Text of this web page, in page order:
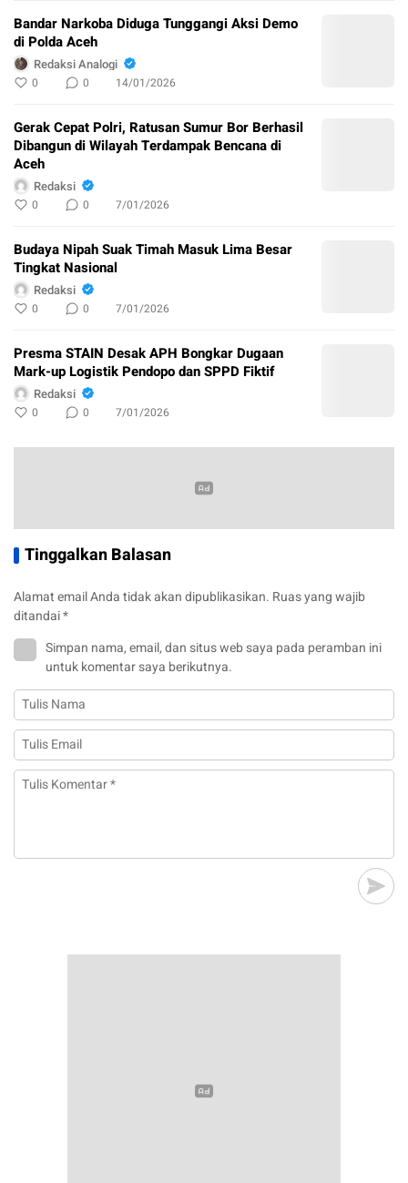
Bandar Narkoba Diduga Tunggangi Aksi Demo
di Polda Aceh
Redaksi Analogi
0 0 14/01/2026
Gerak Cepat Polri, Ratusan Sumur Bor Berhasil
Dibangun di Wilayah Terdampak Bencana di
Aceh
Redaksi
0 0 7/01/2026
Budaya Nipah Suak Timah Masuk Lima Besar
Tingkat Nasional
Redaksi
0 0 7/01/2026
Presma STAIN Desak APH Bongkar Dugaan
Mark-up Logistik Pendopo dan SPPD Fiktif
Redaksi
0 0 7/01/2026
Tinggalkan Balasan
Alamat email Anda tidak akan dipublikasikan. Ruas yang wajib
ditandai*
Simpan nama, email, dan situs web saya pada peramban ini
untuk komentar saya berikutnya.